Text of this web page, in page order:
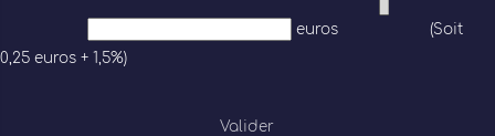
euros
(Soit
0,25 euros + 1,5%)
Valider